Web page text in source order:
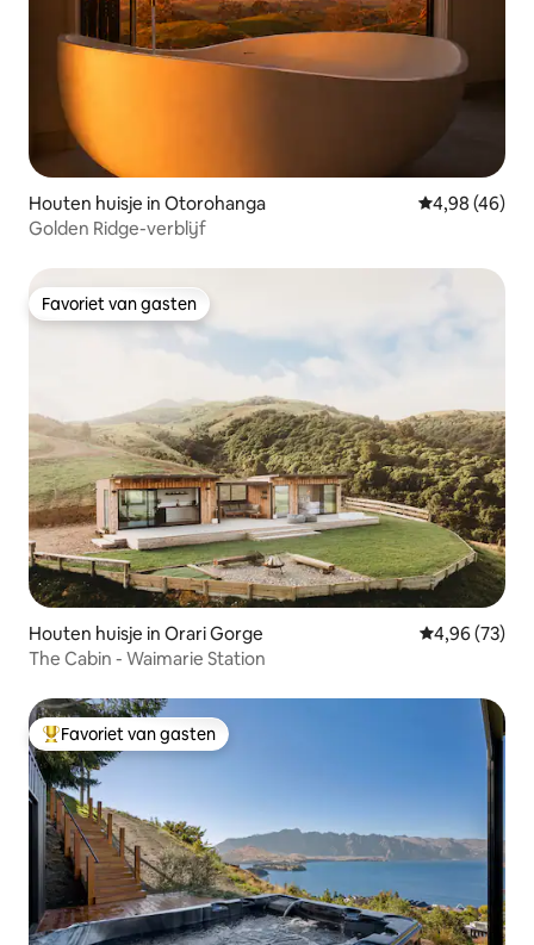
Houten huisje in Otorohanga Gemiddelde
4,98 (46)
Golden Ridge-verblijf
Favoriet van gasten
Favoriet van gasten
Houten huisje in Orari Gorge Gemiddelde
4,96 (73)
The Cabin - Waimarie Station
Topfavoriet van gasten
Favoriet van gasten